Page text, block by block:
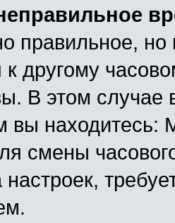
правильное,
другому
В этом
вы
смены